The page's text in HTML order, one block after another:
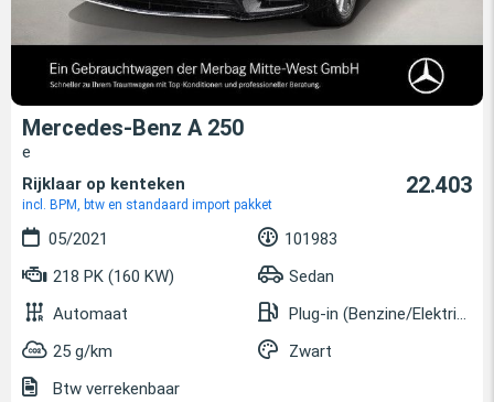
Mercedes-Benz A 250
e
Rijklaar op kenteken
incl. BPM, btw en standaard import pakket
22.403
05/2021
101983
218 PK (160 KW)
Sedan
Automaat
Plug-in (Benzine/Elektrisch)
25 g/km
Zwart
Btw verrekenbaar